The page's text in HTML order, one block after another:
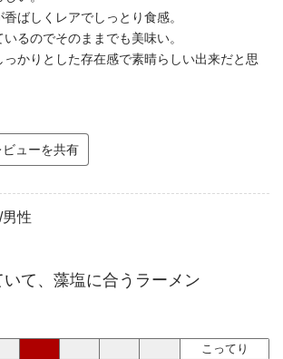
ばしくレアでしっとり食感。
るのでそのままでも美味い。
かりとした存在感で素晴らしい出来だと思
ビューを共有
男性
て、藻塩に合うラーメン
こってり